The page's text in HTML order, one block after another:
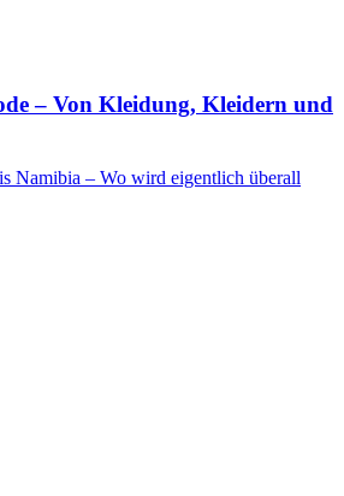
– Von Kleidung, Kleidern und